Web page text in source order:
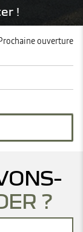
!
ouverture
12:0014:00 - 19:00
?